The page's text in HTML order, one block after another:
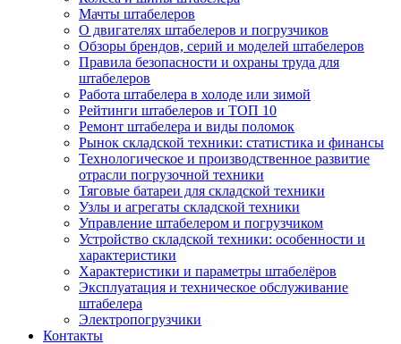
Мачты штабелеров
О двигателях штабелеров и погрузчиков
Обзоры брендов, серий и моделей штабелеров
Правила безопасности и охраны труда для
штабелеров
Работа штабелера в холоде или зимой
Рейтинги штабелеров и ТОП 10
Ремонт штабелера и виды поломок
Рынок складской техники: статистика и финансы
Технологическое и производственное развитие
отрасли погрузочной техники
Тяговые батареи для складской техники
Узлы и агрегаты складской техники
Управление штабелером и погрузчиком
Устройство складской техники: особенности и
характеристики
Характеристики и параметры штабелёров
Эксплуатация и техническое обслуживание
штабелера
Электропогрузчики
Контакты